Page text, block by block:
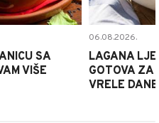
SA
VIŠE
06.08.2026.
LAGANA
GOTOVA ZA
VRELE DANE